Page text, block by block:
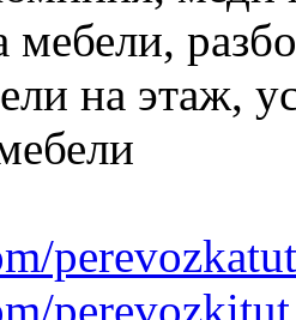
мебели,
на этаж,
perevozkatut
perevozkitut